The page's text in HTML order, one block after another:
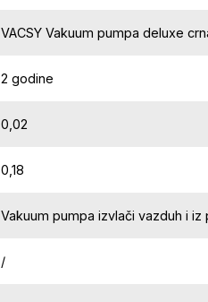
VACSY Vakuum pumpa deluxe
2 godine
0,02
0,18
Vakuum pumpa izvlači vazduh i
/